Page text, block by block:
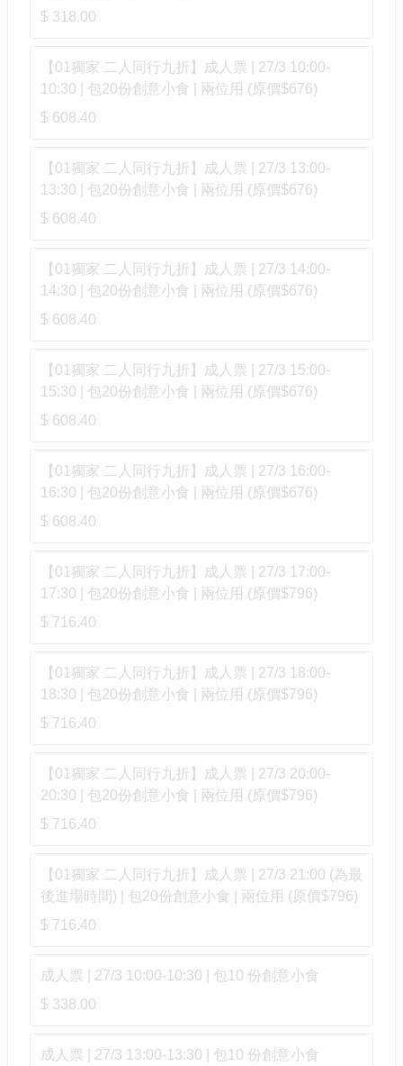
$ 318.00
【01獨家 二人同行九折】成人票 | 27/3 10:00-
10:30 | 包20份創意小食 | 兩位用 (原價$676)
$ 608.40
【01獨家 二人同行九折】成人票 | 27/3 13:00-
13:30 | 包20份創意小食 | 兩位用 (原價$676)
$ 608.40
【01獨家 二人同行九折】成人票 | 27/3 14:00-
14:30 | 包20份創意小食 | 兩位用 (原價$676)
$ 608.40
【01獨家 二人同行九折】成人票 | 27/3 15:00-
15:30 | 包20份創意小食 | 兩位用 (原價$676)
$ 608.40
【01獨家 二人同行九折】成人票 | 27/3 16:00-
16:30 | 包20份創意小食 | 兩位用 (原價$676)
$ 608.40
【01獨家 二人同行九折】成人票 | 27/3 17:00-
17:30 | 包20份創意小食 | 兩位用 (原價$796)
$ 716.40
【01獨家 二人同行九折】成人票 | 27/3 18:00-
18:30 | 包20份創意小食 | 兩位用 (原價$796)
$ 716.40
【01獨家 二人同行九折】成人票 | 27/3 20:00-
20:30 | 包20份創意小食 | 兩位用 (原價$796)
$ 716.40
【01獨家 二人同行九折】成人票 | 27/3 21:00 (為最
後進場時間) | 包20份創意小食 | 兩位用 (原價$796)
$ 716.40
成人票 | 27/3 10:00-10:30 | 包10 份創意小食
$ 338.00
成人票 | 27/3 13:00-13:30 | 包10 份創意小食